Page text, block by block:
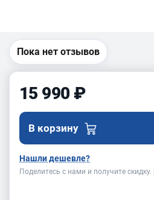
Пока нет отзывов
15 990 ₽
В корзину
Нашли дешевле?
Поделитесь с нами и получите скидку.